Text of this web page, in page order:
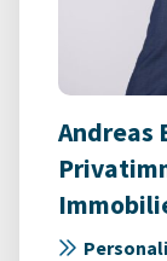
Andreas